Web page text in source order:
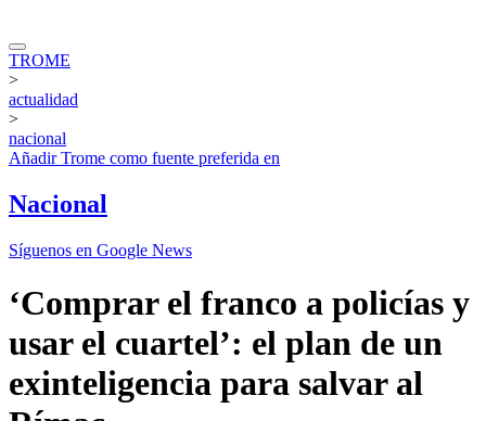
TROME
>
actualidad
>
nacional
AñadirTrome como fuente preferida en
Nacional
Síguenos en Google News
‘Comprar el franco a policías y
usar el cuartel’: el plan de un
exinteligencia para salvar al